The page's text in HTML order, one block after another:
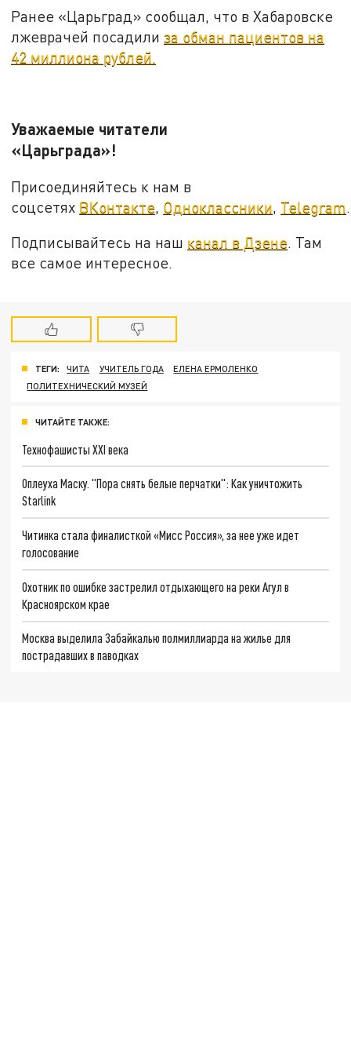
Ранее «Царьград» сообщал, что в Хабаровске
лжеврачей посадили за обман пациентов на
42 миллиона рублей.
Уважаемые читатели
«Царьграда»!
Присоединяйтесь к нам в
соцсетях ВКонтакте Одноклассники Telegram
Подписывайтесь на наш канал в Дзене. Там
все самое интересное.
ТЕГИ: ЧИТА УЧИТЕЛЬ ГОДА
ЕЛЕНА ЕРМОЛЕНКО
ПОЛИТЕХНИЧЕСКИЙ МУЗЕЙ
ЧИТАЙТЕ ТАКЖЕ:
Технофашисты XXI века
Оплеуха Маску. "Пора снять белые перчатки": Как уничтожить
Starlink
Читинка стала финалисткой «Мисс Россия», за нее уже идет
голосование
Охотник по ошибке застрелил отдыхающего на реки Агул в
Красноярском крае
Москва выделила Забайкалью полмиллиарда на жилье для
пострадавших в паводках